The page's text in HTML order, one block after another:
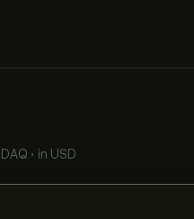
• in USD